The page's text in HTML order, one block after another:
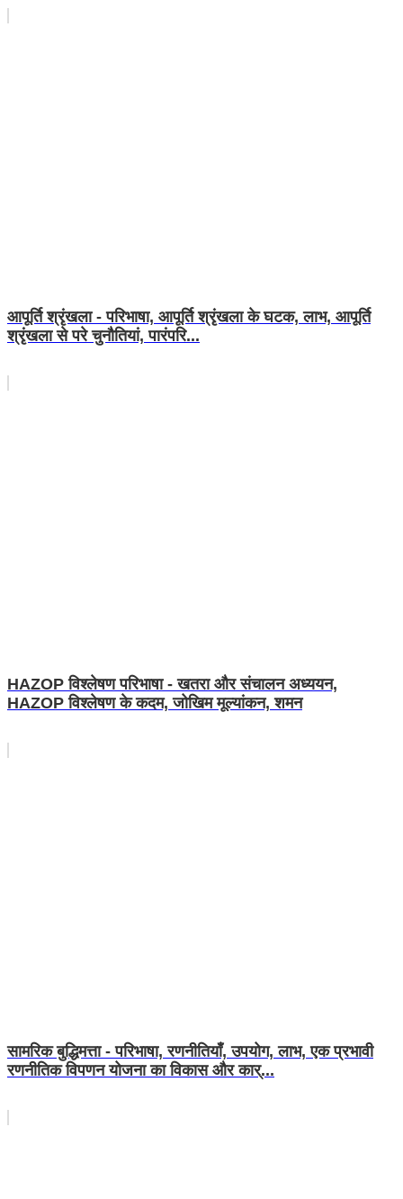
आपूर्ति श्रृंखला - परिभाषा, आपूर्ति श्रृंखला के घटक, लाभ, आपूर्ति
श्रृंखला से परे चुनौतियां, पारंपरि...
HAZOP विश्लेषण परिभाषा - खतरा और संचालन अध्ययन,
HAZOP विश्लेषण के कदम, जोखिम मूल्यांकन, शमन
सामरिक बुद्धिमत्ता - परिभाषा, रणनीतियाँ, उपयोग, लाभ, एक प्रभावी
रणनीतिक विपणन योजना का विकास और कार्...